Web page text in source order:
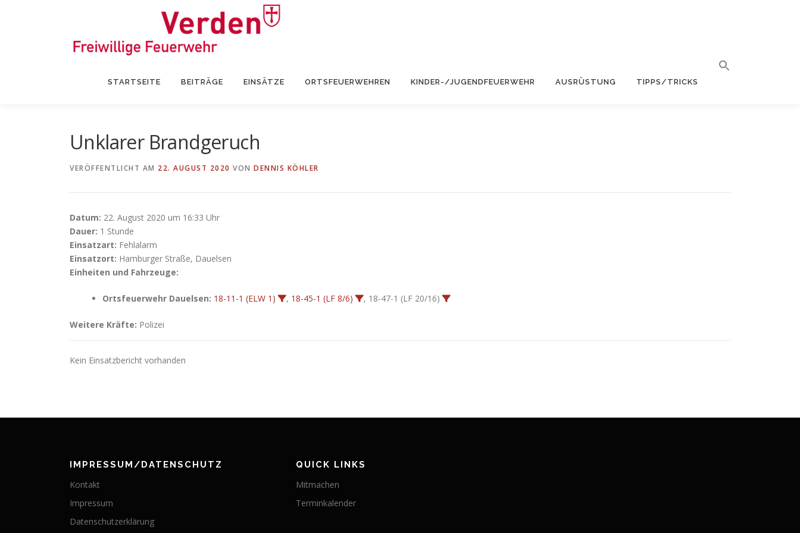
STARTSEITE BEITRÄGE EINSÄTZE ORTSFEUERWEHREN KINDER-/JUGENDFEUERWEHR AUSRÜSTUNG TIPPS/TRICKS
Unklarer Brandgeruch
VERÖFFENTLICHT AM 22. AUGUST 2020 VON DENNIS KÖHLER
Datum: 22. August 2020 um 16:33 Uhr
Dauer: 1 Stunde
Einsatzart: Fehlalarm
Einsatzort: Hamburger Straße, Dauelsen
Einheiten und Fahrzeuge:
Ortsfeuerwehr Dauelsen: 18-11-1 (ELW 1) , 18-45-1 (LF 8/6) , 18-47-1 (LF 20/16)
Weitere Kräfte: Polizei
Kein Einsatzbericht vorhanden
IMPRESSUM/DATENSCHUTZ
Kontakt
Impressum
Datenschutzerklärung
QUICK LINKS
Mitmachen
Terminkalender